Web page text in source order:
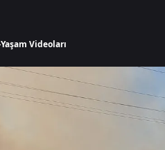
Yaşam Videoları